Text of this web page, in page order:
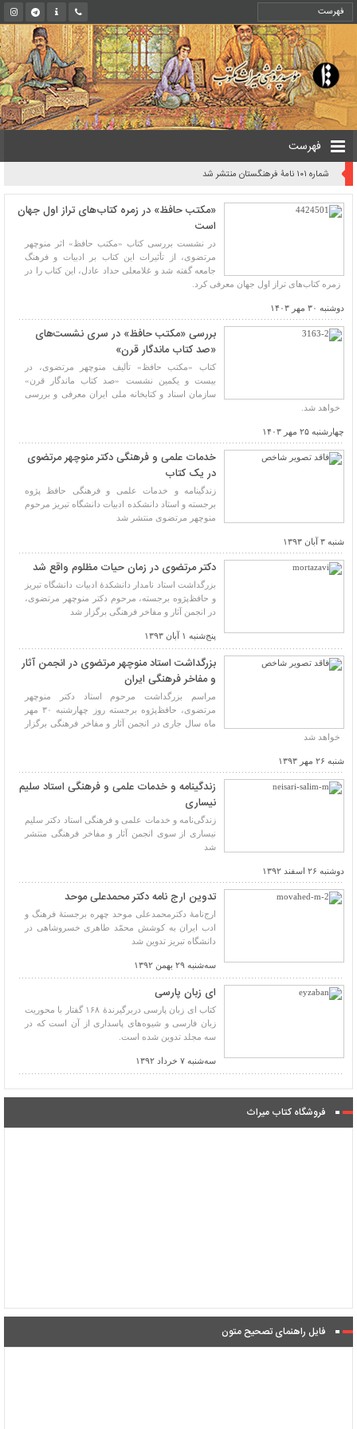
فهرست
شماره ۱۰۱ نامۀ فرهنگستان منتشر شد
«مکتب حافظ» در زمره کتاب‌های تراز اول جهان
است
در نشست بررسی کتاب «مکتب حافظ» اثر منوچهر
مرتضوی، از تأثیرات این کتاب بر ادبیات و فرهنگ
جامعه گفته شد و غلامعلی حداد عادل، این کتاب را در
زمره کتاب‌های تراز اول جهان معرفی کرد.
دوشنبه ۳۰ مهر ۱۴۰۳
بررسی «مکتب حافظ» در سری نشست‌های
«صد کتاب ماندگار قرن»
کتاب «مکتب حافظ» تألیف منوچهر مرتضوی، در
بیست و یکمین نشست «صد کتاب ماندگار قرن»
سازمان اسناد و کتابخانه ملی ایران معرفی و بررسی
خواهد شد.
چهارشنبه ۲۵ مهر ۱۴۰۳
خدمات علمی و فرهنگی دکتر منوچهر مرتضوی
در یک کتاب
زندگینامه و خدمات علمی و فرهنگی حافظ پژوه
برجسته و استاد دانشکده ادبیات دانشگاه تبریز مرحوم
منوچهر مرتضوی منتشر شد
شنبه ۳ آبان ۱۳۹۳
دکتر مرتضوی در زمان حیات مظلوم واقع شد
بزرگداشت استاد نامدار دانشکدهٔ ادبیات دانشگاه تبریز
و حافظ‌پژوه برجسته، مرحوم دکتر منوچهر مرتضوی،
در انجمن آثار و مفاخر فرهنگی برگزار شد
پنج‌شنبه ۱ آبان ۱۳۹۳
بزرگداشت استاد منوچهر مرتضوی در انجمن آثار
و مفاخر فرهنگی ایران
مراسم بزرگداشت مرحوم استاد دکتر منوچهر
مرتضوی، حافظ‌پژوه برجسته روز چهارشنبه ۳۰ مهر
ماه سال جاری در انجمن آثار و مفاخر فرهنگی برگزار
خواهد شد
شنبه ۲۶ مهر ۱۳۹۳
زندگینامه و خدمات علمی و فرهنگی استاد سلیم
نیساری
زندگی‌نامه و خدمات علمی و فرهنگی استاد دکتر سلیم
نیساری از سوی انجمن آثار و مفاخر فرهنگی منتشر
شد
دوشنبه ۲۶ اسفند ۱۳۹۲
تدوین ارج نامه دکتر محمدعلی موحد
ارج‌نامۀ دکترمحمدعلی موحد چهره برجستۀ فرهنگ و
ادب ایران به کوشش محمّد طاهری خسروشاهی در
دانشگاه تبریز تدوین شد
سه‌شنبه ۲۹ بهمن ۱۳۹۲
ای زبان پارسی
کتاب ای زبان پارسی دربرگیرندۀ ۱۶۸ گفتار با محوریت
زبان فارسی و شیوه‌های پاسداری از آن است که در
سه مجلد تدوین شده است.
سه‌شنبه ۷ خرداد ۱۳۹۲
فروشگاه کتاب میراث
فایل راهنمای تصحیح متون